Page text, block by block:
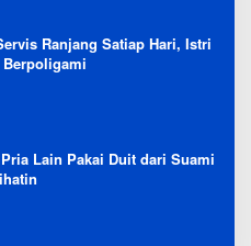
Ranjang Satiap Hari, Istri
Pria Lain Pakai Duit dari Suami